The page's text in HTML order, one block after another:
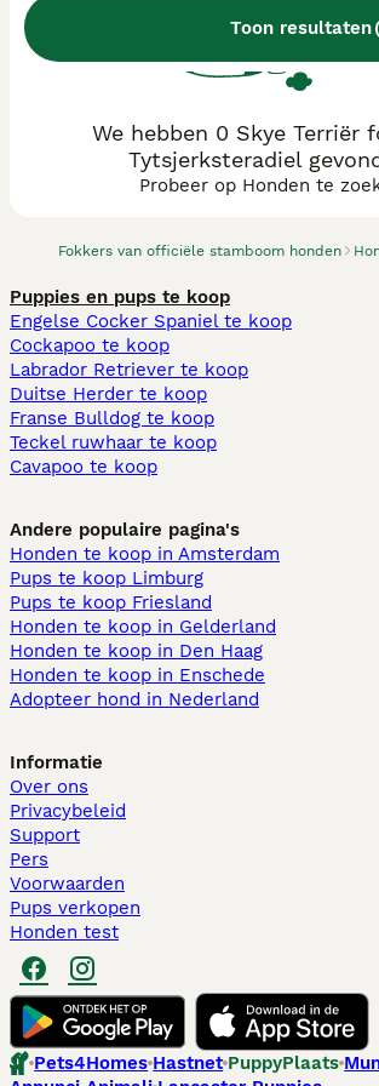
Toon resultaten
Fokkers van officiële stamboom honden
We hebben 0 Skye Terriër
Tytsjerksteradiel
Probeer op Honden te
Puppies en pups te koop
Engelse Cocker Spaniel te koop
Cockapoo te koop
Labrador Retriever te koop
Duitse Herder te koop
Franse Bulldog te koop
Teckel ruwhaar te koop
Cavapoo te koop
Andere populaire pagina's
Honden te koop in Amsterdam
Pups te koop Limburg​
Pups te koop Friesland​
Honden te koop in Gelderland
Honden te koop in Den Haag
Honden te koop in Enschede
Adopteer hond in Nederland
Informatie
Over ons
Privacybeleid
Support
Pers
Voorwaarden
Pups verkopen
Honden test
Pets4Homes Hastnet PuppyPlaats